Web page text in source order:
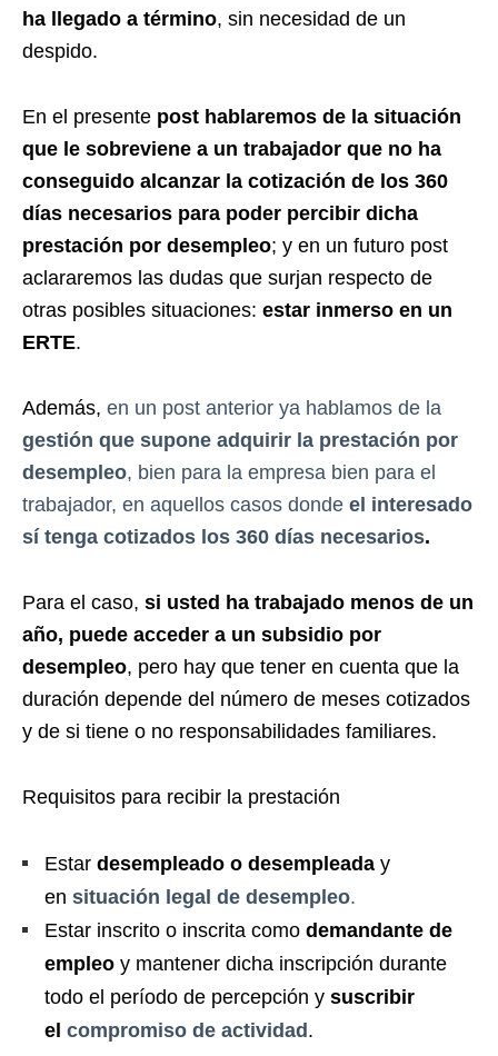
ha llegado a término, sin necesidad de un
despido.
En el presente post hablaremos de la situación
que le sobreviene a un trabajador que no ha
conseguido alcanzar la cotización de los 360
días necesarios para poder percibir dicha
prestación por desempleo; y en un futuro post
aclararemos las dudas que surjan respecto de
otras posibles situaciones: estar inmerso en un
ERTE.
Además, en un post anterior ya hablamos de la
gestión que supone adquirir la prestación por
desempleo, bien para la empresa bien para el
trabajador, en aquellos casos donde el interesado
sí tenga cotizados los 360 días necesarios.
Para el caso, si usted ha trabajado menos de un
año, puede acceder a un subsidio por
desempleo, pero hay que tener en cuenta que la
duración depende del número de meses cotizados
y de si tiene o no responsabilidades familiares.
Requisitos para recibir la prestación
Estar desempleado o desempleada y
en situación legal de desempleo.
Estar inscrito o inscrita como demandante de
empleo y mantener dicha inscripción durante
todo el período de percepción y suscribir
el compromiso de actividad .